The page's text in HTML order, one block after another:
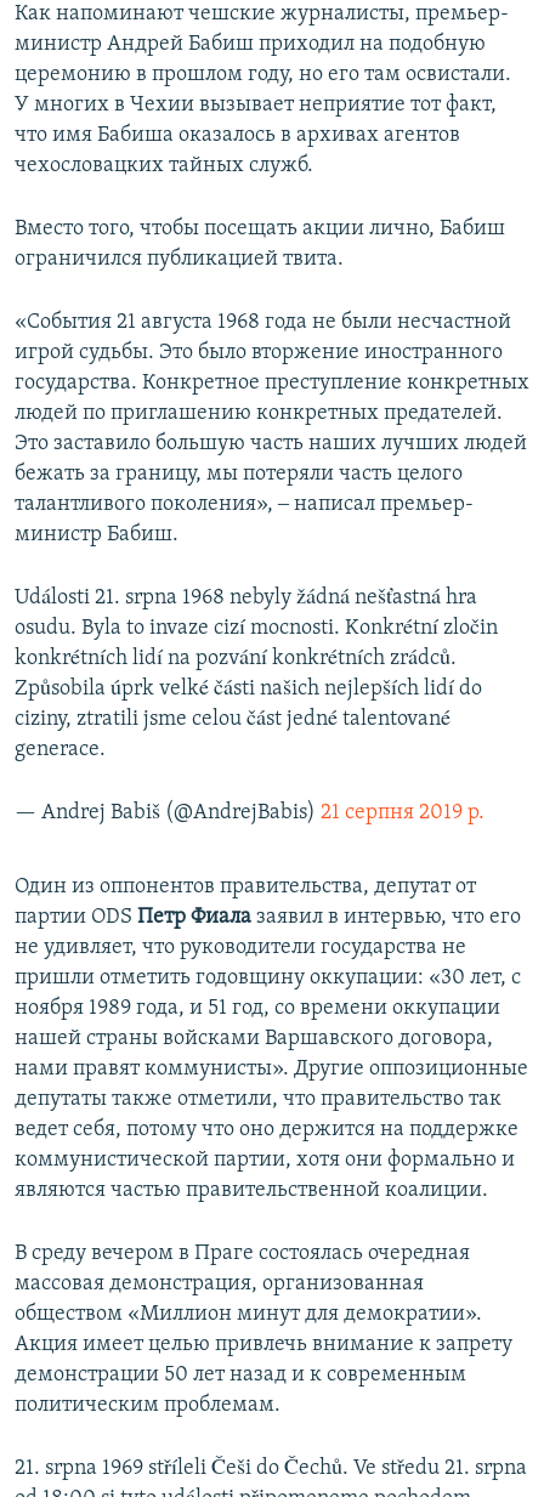
Как напоминают чешские журналисты, премьер-
министр Андрей Бабиш приходил на подобную
церемонию в прошлом году, но его там освистали.
У многих в Чехии вызывает неприятие тот факт,
что имя Бабиша оказалось в архивах агентов
чехословацких тайных служб.
Вместо того, чтобы посещать акции лично, Бабиш
ограничился публикацией твита.
«События 21 августа 1968 года не были несчастной
игрой судьбы. Это было вторжение иностранного
государства. Конкретное преступление конкретных
людей по приглашению конкретных предателей.
Это заставило большую часть наших лучших людей
бежать за границу, мы потеряли часть целого
талантливого поколения», ‒ написал премьер-
министр Бабиш.
Události 21. srpna 1968 nebyly žádná nešťastná hra
osudu. Byla to invaze cizí mocnosti. Konkrétní zločin
konkrétních lidí na pozvání konkrétních zrádců.
Způsobila úprk velké části našich nejlepších lidí do
ciziny, ztratili jsme celou část jedné talentované
generace.
— Andrej Babiš (@AndrejBabis) 21 серпня 2019 р.
Один из оппонентов правительства, депутат от
партии ODS Петр Фиала заявил в интервью, что его
не удивляет, что руководители государства не
пришли отметить годовщину оккупации: «30 лет, с
ноября 1989 года, и 51 год, со времени оккупации
нашей страны войсками Варшавского договора,
нами правят коммунисты». Другие оппозиционные
депутаты также отметили, что правительство так
ведет себя, потому что оно держится на поддержке
коммунистической партии, хотя они формально и
являются частью правительственной коалиции.
В среду вечером в Праге состоялась очередная
массовая демонстрация, организованная
обществом «Миллион минут для демократии».
Акция имеет целью привлечь внимание к запрету
демонстрации 50 лет назад и к современным
политическим проблемам.
21. srpna 1969 stříleli Češi do Čechů. Ve středu 21. srpna